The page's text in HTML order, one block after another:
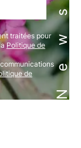
traitées pour
Politique de
de